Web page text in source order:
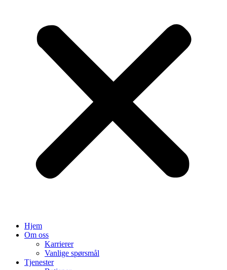
Hjem
Om oss
Karrierer
Vanlige spørsmål
Tjenester